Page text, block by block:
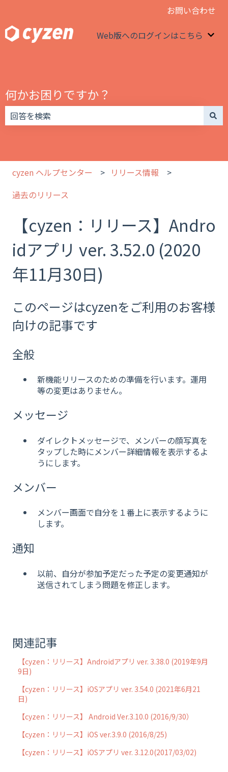
お問い合わせ
Web版へのログインはこちら
何かお困りですか？
cyzen ヘルプセンター
リリース情報
過去のリリース
【cyzen：リリース】Andro
idアプリ ver. 3.52.0 (2020
年11月30日)
このページはcyzenをご利用のお客様
向けの記事です
全般
新機能リリースのための準備を行います。運用
等の変更はありません。
メッセージ
ダイレクトメッセージで、メンバーの顔写真を
タップした時にメンバー詳細情報を表示するよ
うにします。
メンバー
メンバー画面で自分を１番上に表示するように
します。
通知
以前、自分が参加予定だった予定の変更通知が
送信されてしまう問題を修正します。
関連記事
【cyzen：リリース】Androidアプリ ver. 3.38.0 (2019年9月
9日)
【cyzen：リリース】iOSアプリ ver. 3.54.0 (2021年6月21
日)
【cyzen：リリース】 Android Ver.3.10.0 (2016/9/30）
【cyzen：リリース】iOS ver.3.9.0 (2016/8/25)
【cyzen：リリース】iOSアプリ ver. 3.12.0(2017/03/02)